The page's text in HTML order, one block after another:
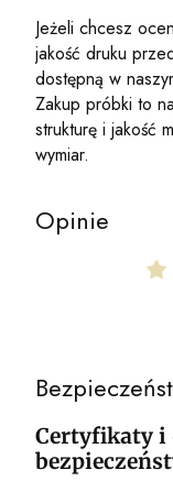
Jeżeli chcesz
jakość druku
dostępną w
Zakup próbki to
strukturę i jakość
wymiar.
Opinie
Certyfikaty i